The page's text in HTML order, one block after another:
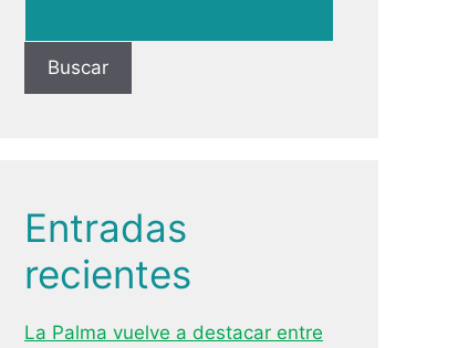
Buscar
Entradas
recientes
La Palma vuelve a destacar entre